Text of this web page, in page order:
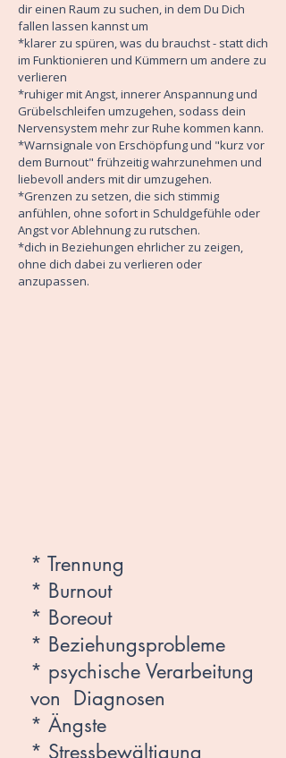
dir einen Raum zu suchen, in dem Du Dich
fallen lassen kannst um
*klarer zu spüren, was du brauchst - statt dich
im Funktionieren und Kümmern um andere zu
verlieren
*ruhiger mit Angst, innerer Anspannung und
Grübelschleifen umzugehen, sodass dein
Nervensystem mehr zur Ruhe kommen kann.
*Warnsignale von Erschöpfung und "kurz vor
dem Burnout" frühzeitig wahrzunehmen und
liebevoll anders mit dir umzugehen.
*Grenzen zu setzen, die sich stimmig
anfühlen, ohne sofort in Schuldgefühle oder
Angst vor Ablehnung zu rutschen.
*dich in Beziehungen ehrlicher zu zeigen,
ohne dich dabei zu verlieren oder
anzupassen.
* Trennung
* Burnout
* Boreout
* Beziehungsprobleme
* psychische Verarbeitung
von Diagnosen
* Ängste
* Stressbewältigung